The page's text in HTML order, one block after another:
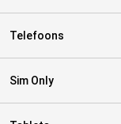
Telefoons
Sim Only